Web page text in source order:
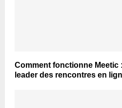
Comment fonctionne Meetic
leader des rencontres en